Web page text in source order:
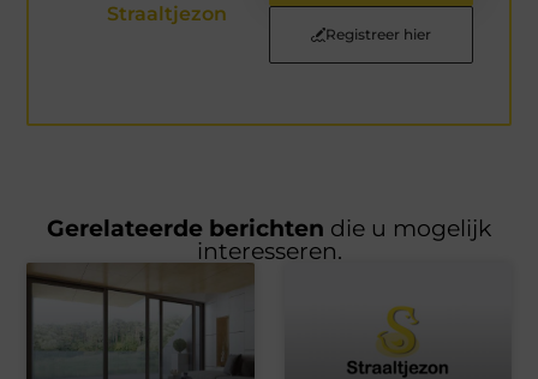
Straaltjezon
Registreer hier
Gerelateerde berichten die u mogelijk
interesseren.